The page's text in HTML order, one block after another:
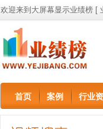
欢迎来到大屏幕显示业绩榜 [
首页 案例 行业